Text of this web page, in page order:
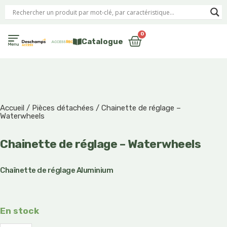
au
contenu
Catalogue
0
Panier
Accueil / Pièces détachées / Chainette de réglage –
Waterwheels
Chainette de réglage – Waterwheels
Chaînette de réglage Aluminium
En stock
quantité
de